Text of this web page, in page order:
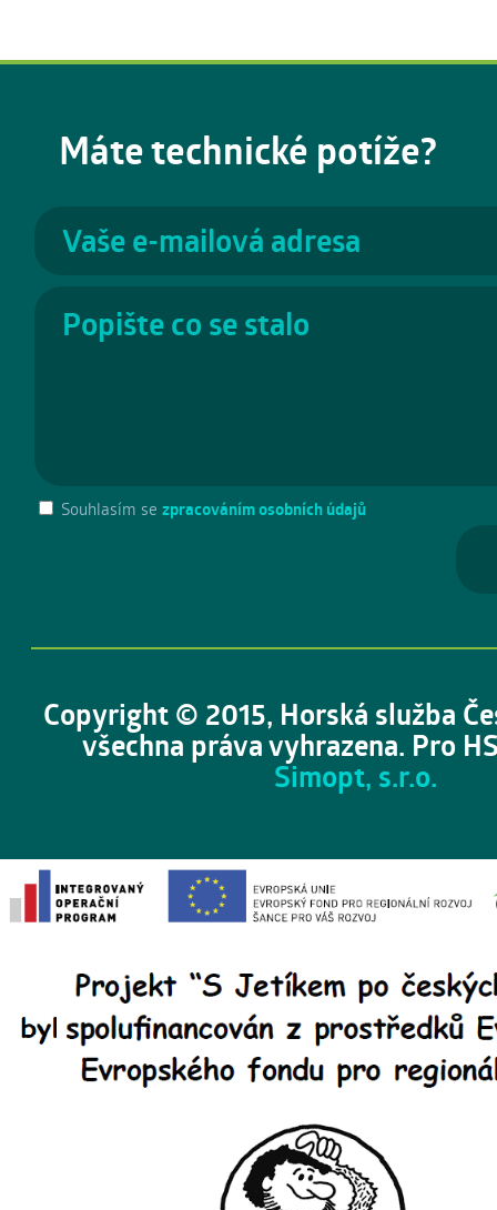
Máte technické potíže?
Souhlasím se zpracováním osobních údajů
Copyright © 2015, Horská služba
všechna práva vyhrazena. Pro
Simopt, s.r.o.